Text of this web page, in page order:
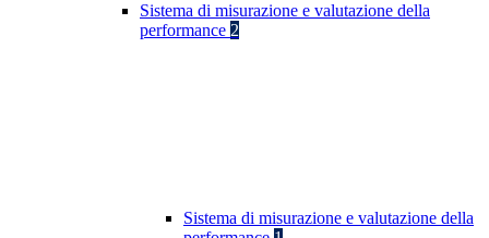
Sistema di misurazione e valutazione della
performance 2
Sistema di misurazione e valutazione della